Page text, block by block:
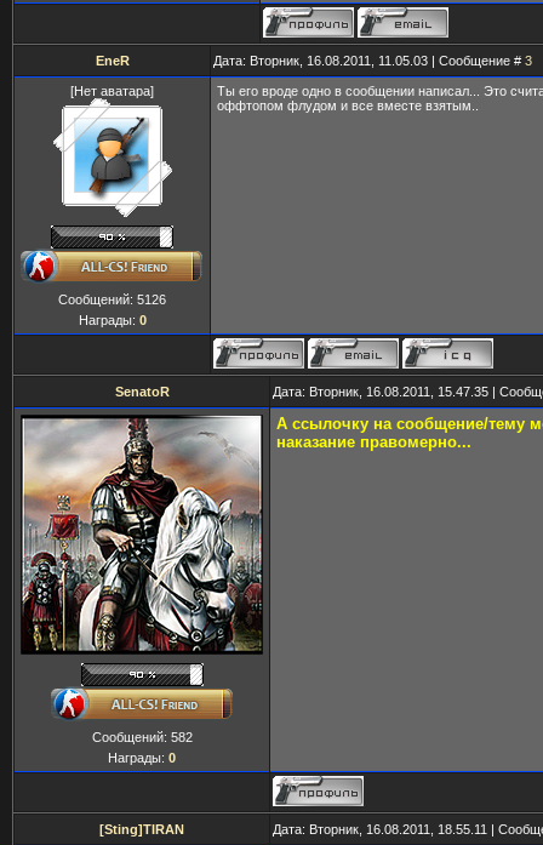
EneR Дата: Вторник, 16.08.2011, 11.05.03 | Сообщение # 3
[Нет аватара]
Сообщений: 5126
Награды: 0
Ты его вроде одно в сообщении написал... Это
оффтопом флудом и все вместе взятым..
SenatoR Дата: Вторник, 16.08.2011, 15.47.35 |
Сообщений: 582
Награды: 0
А ссылочку на сообщение/тему
наказание правомерно...
[Sting]TIRAN Дата: Вторник, 16.08.2011, 18.55.11 |